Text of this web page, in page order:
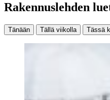
Rakennuslehden
Tänään Tällä viikolla Tässä